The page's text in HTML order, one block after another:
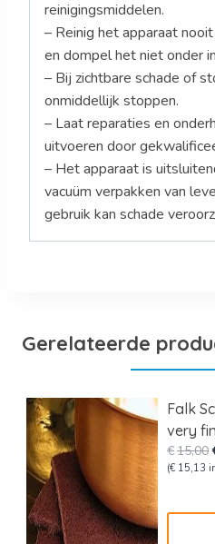
reinigingsmiddelen.
– Reinig het apparaat
en dompel het niet onder
– Bij zichtbare schade of
onmiddellijk stoppen.
– Laat reparaties en
uitvoeren door
– Het apparaat is
vacuüm verpakken van
gebruik kan schade
Gerelateerde
Falk
very
€15,00
(€ 15,13